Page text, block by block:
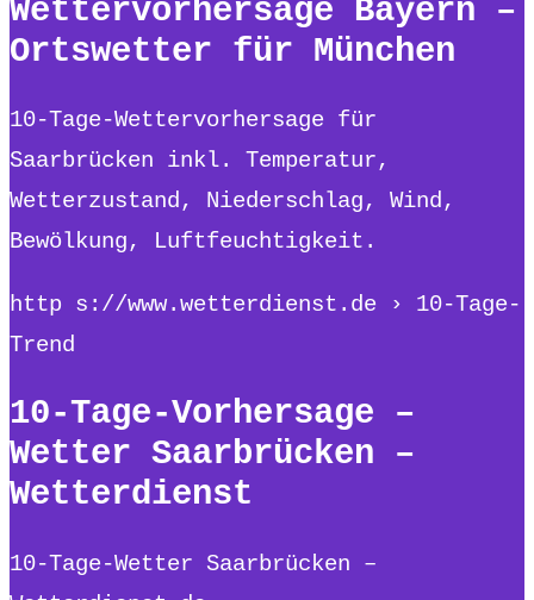
Wettervorhersage Bayern –
Ortswetter für München
10-Tage-Wettervorhersage für
Saarbrücken inkl. Temperatur,
Wetterzustand, Niederschlag, Wind,
Bewölkung, Luftfeuchtigkeit.
http s://www.wetterdienst.de › 10-Tage-
Trend
10-Tage-Vorhersage –
Wetter Saarbrücken –
Wetterdienst
10-Tage-Wetter Saarbrücken –